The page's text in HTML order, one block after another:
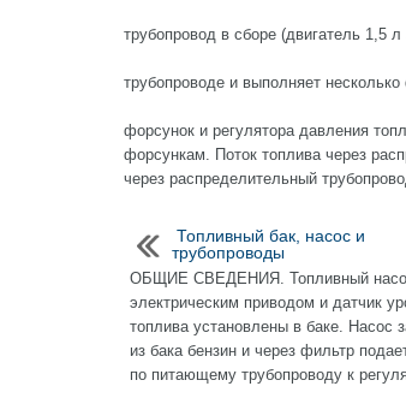
трубопровод в сборе (двигатель 1,5
трубопроводе и выполняет
форсунок и регулятора давления
форсункам. Поток топлива через
через распределительный
Топливный бак, насос и
трубопроводы
ОБЩИЕ СВЕДЕНИЯ. Топливный
электрическим приводом и датчик
топлива установлены в баке. Насос
из бака бензин и через фильтр
по питающему трубопроводу к